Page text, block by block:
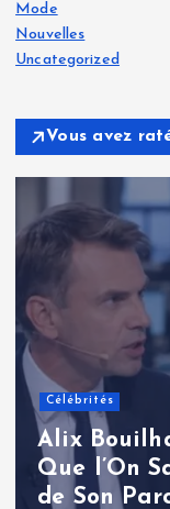
Mode
Nouvelles
Uncategorized
Vous avez
Célébrités
Renaud
l’influence
politique